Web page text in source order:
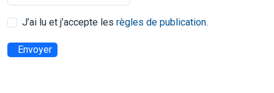
J’ai lu et j’accepte les règles de publication.
Envoyer